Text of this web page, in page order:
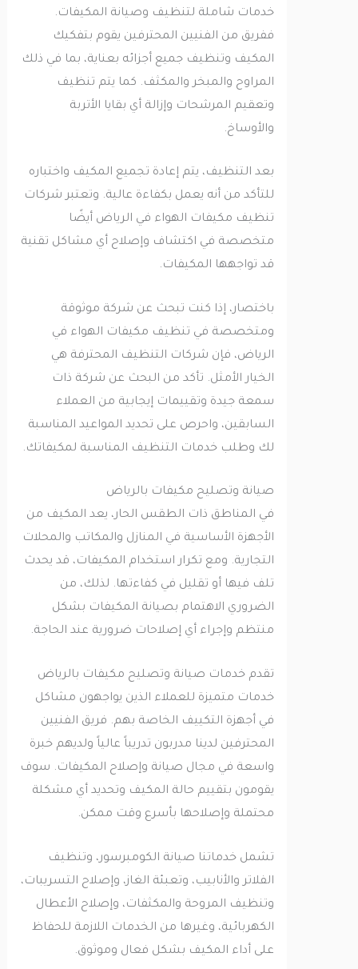
خدمات شاملة لتنظيف وصيانة المكيفات.
ففريق من الفنيين المحترفين يقوم بتفكيك
المكيف وتنظيف جميع أجزائه بعناية، بما في ذلك
المراوح والمبخر والمكثف. كما يتم تنظيف
وتعقيم المرشحات وإزالة أي بقايا الأتربة
والأوساخ.
بعد التنظيف، يتم إعادة تجميع المكيف واختباره
للتأكد من أنه يعمل بكفاءة عالية. وتعتبر شركات
تنظيف مكيفات الهواء في الرياض أيضًا
متخصصة في اكتشاف وإصلاح أي مشاكل تقنية
قد تواجهها المكيفات.
باختصار، إذا كنت تبحث عن شركة موثوقة
ومتخصصة في تنظيف مكيفات الهواء في
الرياض، فإن شركات التنظيف المحترفة هي
الخيار الأمثل. تأكد من البحث عن شركة ذات
سمعة جيدة وتقييمات إيجابية من العملاء
السابقين، واحرص على تحديد المواعيد المناسبة
لك وطلب خدمات التنظيف المناسبة لمكيفاتك.
صيانة وتصليح مكيفات بالرياض
في المناطق ذات الطقس الحار، يعد المكيف من
الأجهزة الأساسية في المنازل والمكاتب والمحلات
التجارية. ومع تكرار استخدام المكيفات، قد يحدث
تلف فيها أو تقليل في كفاءتها. لذلك، من
الضروري الاهتمام بصيانة المكيفات بشكل
منتظم وإجراء أي إصلاحات ضرورية عند الحاجة.
تقدم خدمات صيانة وتصليح مكيفات بالرياض
خدمات متميزة للعملاء الذين يواجهون مشاكل
في أجهزة التكييف الخاصة بهم. فريق الفنيين
المحترفين لدينا مدربون تدريباً عالياً ولديهم خبرة
واسعة في مجال صيانة وإصلاح المكيفات. سوف
يقومون بتقييم حالة المكيف وتحديد أي مشكلة
محتملة وإصلاحها بأسرع وقت ممكن.
تشمل خدماتنا صيانة الكومبرسور، وتنظيف
الفلاتر والأنابيب، وتعبئة الغاز، وإصلاح التسريبات،
وتنظيف المروحة والمكثفات، وإصلاح الأعطال
الكهربائية، وغيرها من الخدمات اللازمة للحفاظ
على أداء المكيف بشكل فعال وموثوق.